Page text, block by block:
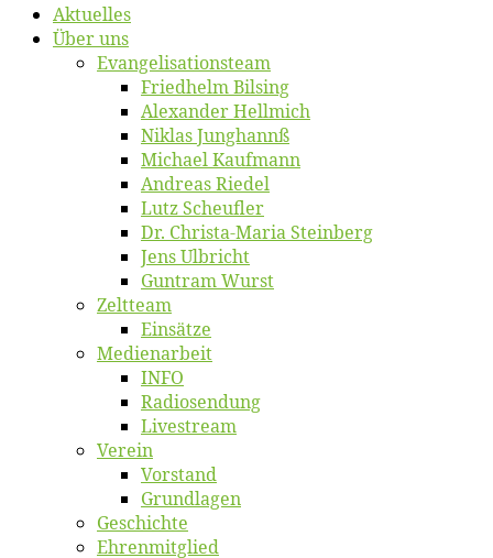
Ak­tu­el­les
Über uns
Evangelisa­tions­team
Fried­helm Bilsing
Alex­an­der Hellmich
Ni­klas Junghannß
Mi­cha­el Kaufmann
An­dre­as Riedel
Lutz Scheuf­ler
Dr. Chris­­ta-Ma­ria Steinberg
Jens Ulb­richt
Gun­tram Wurst
Zelt­team
Ein­sät­ze
Me­di­en­ar­beit
INFO
Ra­dio­sen­dung
Live­stream
Ver­ein
Vor­stand
Grund­la­gen
Ge­schich­te
Eh­ren­mit­glied